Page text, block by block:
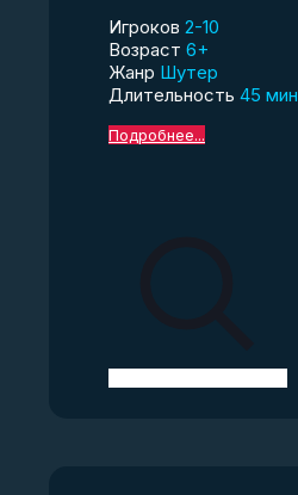
Игроков 2-10
Возраст 6+
Жанр Шутер
Длительность 45 мин
Подробнее...